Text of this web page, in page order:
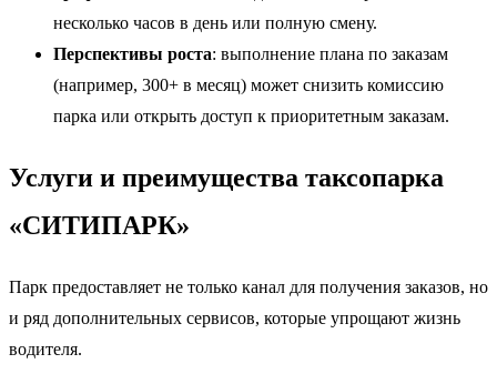
несколько часов в день или полную смену.
Перспективы роста: выполнение плана по заказам
(например, 300+ в месяц) может снизить комиссию
парка или открыть доступ к приоритетным заказам.
Услуги и преимущества таксопарка
«СИТИПАРК»
Парк предоставляет не только канал для получения заказов, но
и ряд дополнительных сервисов, которые упрощают жизнь
водителя.